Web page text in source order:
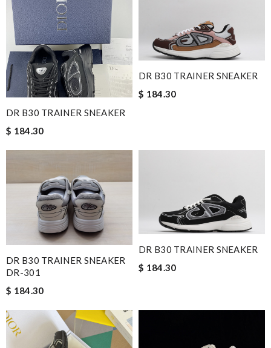
DR B30 TRAINER SNEAKER
$ 184.30
DR B30 TRAINER SNEAKER
$ 184.30
DR B30 TRAINER SNEAKER
DR-301
$ 184.30
DR B30 TRAINER SNEAKER
$ 184.30